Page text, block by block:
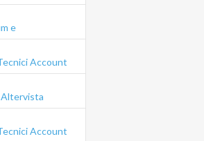
e
Account
Altervista
Account